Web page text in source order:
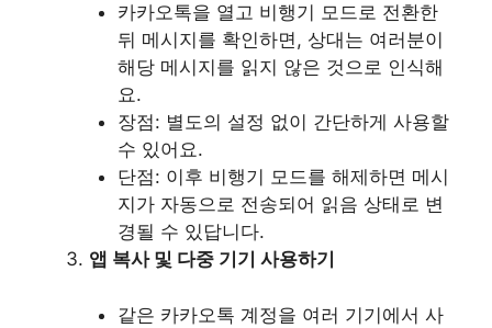
카카오톡을 열고 비행기 모드로 전환한
뒤 메시지를 확인하면, 상대는 여러분이
해당 메시지를 읽지 않은 것으로 인식해
요.
장점: 별도의 설정 없이 간단하게 사용할
수 있어요.
단점: 이후 비행기 모드를 해제하면 메시
지가 자동으로 전송되어 읽음 상태로 변
경될 수 있답니다.
앱 복사 및 다중 기기 사용하기
같은 카카오톡 계정을 여러 기기에서 사